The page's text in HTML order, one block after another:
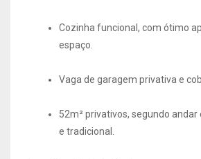
Cozinha funcional, com ótimo
espaço.
Vaga de garagem privativa e
52m² privativos, segundo
e tradicional.